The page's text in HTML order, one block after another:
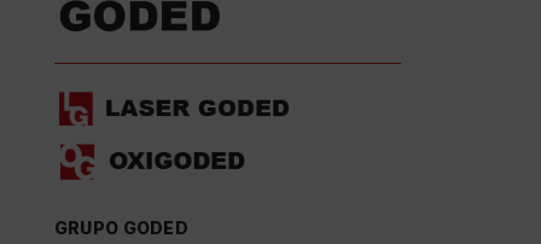
GRUPO GODED